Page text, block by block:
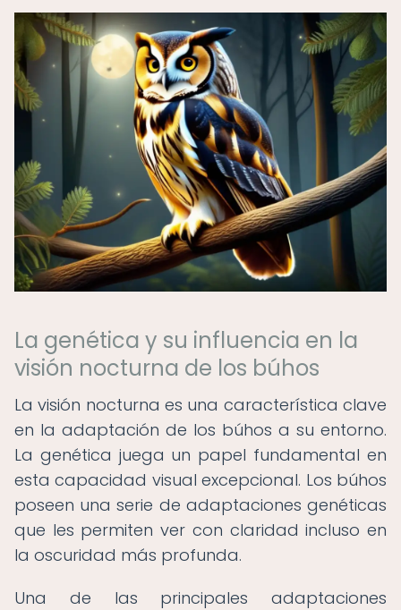
La genética y su influencia en la
visión nocturna de los búhos
La visión nocturna es una característica clave
en la adaptación de los búhos a su entorno.
La genética juega un papel fundamental en
esta capacidad visual excepcional. Los búhos
poseen una serie de adaptaciones genéticas
que les permiten ver con claridad incluso en
la oscuridad más profunda.
Una de las principales adaptaciones